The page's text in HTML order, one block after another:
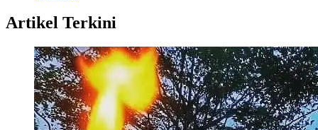
Artikel Terkini